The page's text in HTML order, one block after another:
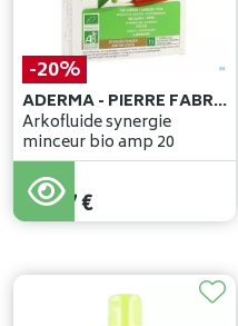
-20%
ADERMA - PIERRE FABRE BENELUX
Arkofluide synergie
minceur bio amp 20
22,09
17,67€